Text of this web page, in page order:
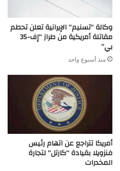
وكالة “تسنيم” الإيرانية تعلن تحطم
مقاتلة أمريكية من طراز “إف-35
بي”
منذ أسبوع واحد
أمريكا تتراجع عن اتهام رئيس
فنزويلا بقيادة “كارتل” لتجارة
المخدرات